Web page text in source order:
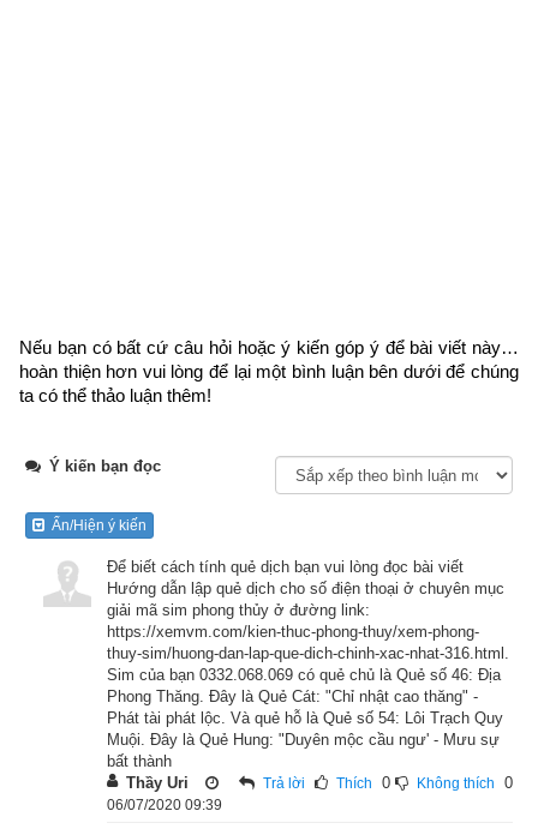
(Thuần Chấn, Lôi Địa Dự, Lôi Thủy Giải, Lôi Phong Hằng, Địa
Phong Thăng , Thủy Phong Tỉnh
Trạch
với mùa xuân. Có số 3 và 8 là 2 số “sinh thành” của Hành
Mộc bản mệnh của Quẻ Chấn. Can tương ứng là Giáp và Chi
tương ứng là Mão. Độc giả tìm hiểu sâu hơn ở bài viết “
”
2. Quẻ Địa Phong Thăng tốt hay xấu?
Nếu bạn có bất cứ câu hỏi hoặc ý kiến góp ý để bài viết này…
hoàn thiện hơn vui lòng để lại một bình luận bên dưới để chúng
ta có thể thảo luận thêm!
Ý kiến bạn đọc
Ẩn/Hiện ý kiến
Để biết cách tính quẻ dịch bạn vui lòng đọc bài viết
Hướng dẫn lập quẻ dịch cho số điện thoại ở chuyên mục
giải mã sim phong thủy ở đường link:
https://xemvm.com/kien-thuc-phong-thuy/xem-phong-
thuy-sim/huong-dan-lap-que-dich-chinh-xac-nhat-316.html.
Sim của bạn 0332.068.069 có quẻ chủ là Quẻ số 46: Địa
Phong Thăng. Đây là Quẻ Cát: "Chỉ nhật cao thăng" -
Phát tài phát lộc. Và quẻ hỗ là Quẻ số 54: Lôi Trạch Quy
Muội. Đây là Quẻ Hung: "Duyên mộc cầu ngư' - Mưu sự
bất thành
Thầy Uri
Trả lời Thích 0 Không thích 0
06/07/2020 09:39